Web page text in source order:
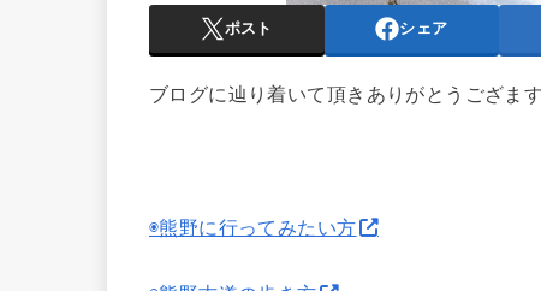
ポスト シェア
ブログに辿り着いて頂きありがとうござま
◉熊野に行ってみたい方